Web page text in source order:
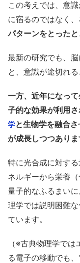
この考えでは、意
に宿るのではなく、
パターンをとった
最新の研究でも、
と、意識が途切れる
一方、近年になっ
子的な効果が利用さ
学と生物学を融合
が成長しつつありま
特に光合成に対す
ネルギーから栄養
量子的なふるまい
理学では説明困難
ています。
（※古典物理学で
る電子の移動でも